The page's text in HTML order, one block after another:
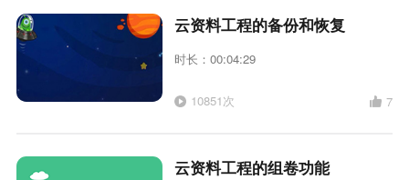
云资料工程的备份和恢复
时长：00:04:29
10851次 7
云资料工程的组卷功能